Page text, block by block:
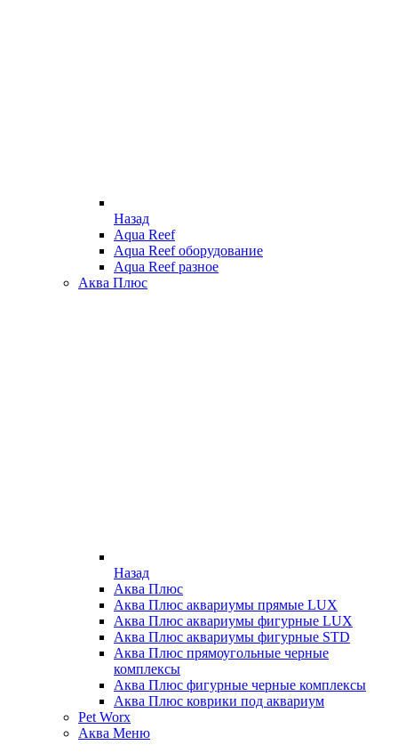
Назад
Aqua Reef
Aqua Reef оборудование
Aqua Reef разное
Аква Плюс
Назад
Аква Плюс
Аква Плюс аквариумы прямые LUX
Аква Плюс аквариумы фигурные LUX
Аква Плюс аквариумы фигурные STD
Аква Плюс прямоугольные черные
комплексы
Аква Плюс фигурные черные комплексы
Аква Плюс коврики под аквариум
Pet Worx
Аква Меню